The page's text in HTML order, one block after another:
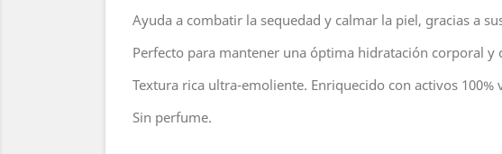
Ayuda a combatir la sequedad y calmar la piel, gracias a
Perfecto para mantener una óptima hidratación corporal
Textura rica ultra-emoliente. Enriquecido con activos 100%
Sin perfume.